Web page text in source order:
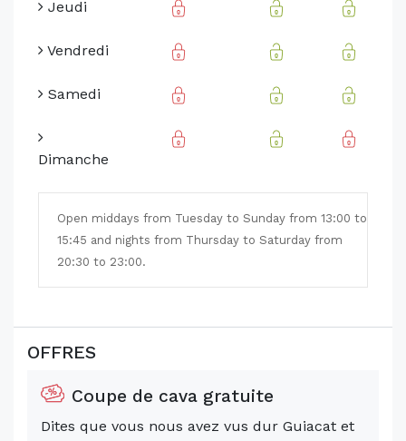
Jeudi
Vendredi
Samedi
Dimanche
Open middays from Tuesday to Sunday from 13:00 to
15:45 and nights from Thursday to Saturday from
20:30 to 23:00.
OFFRES
Coupe de cava gratuite
Dites que vous nous avez vus dur Guiacat et